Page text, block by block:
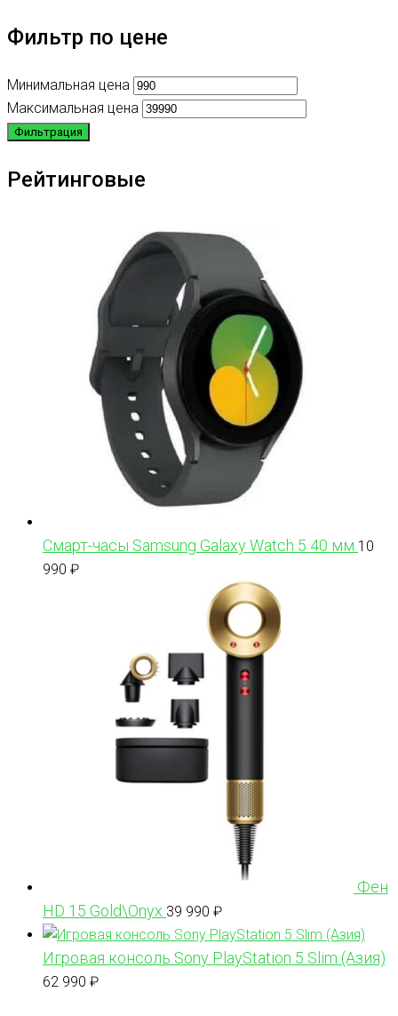
Фильтр по цене
Минимальная цена
Максимальная цена
Фильтрация
Рейтинговые
Смарт-часы Samsung Galaxy Watch 5 40 мм 10
990 ₽
Фен
HD 15 Gold\Onyx 39 990 ₽
Игровая консоль Sony PlayStation 5 Slim (Азия)
62 990 ₽